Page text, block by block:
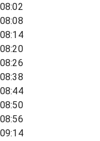
08:02
08:08
08:14
08:20
08:26
08:38
08:44
08:50
08:56
09:14